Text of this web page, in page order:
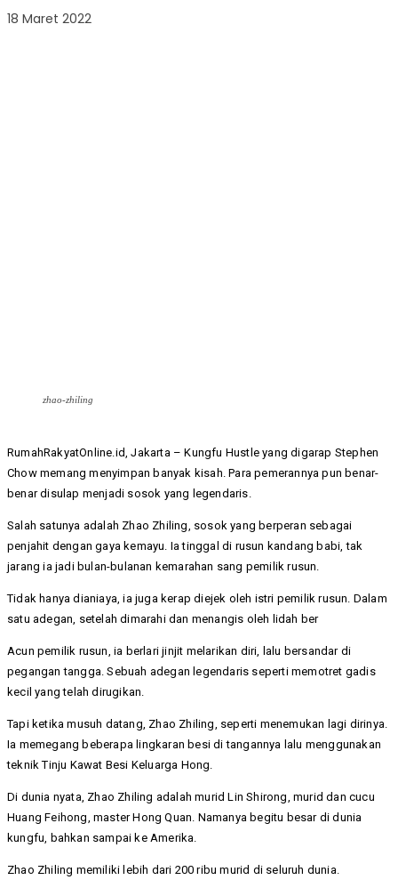
18 Maret 2022
zhao-zhiling
RumahRakyatOnline.id, Jakarta – Kungfu Hustle yang digarap Stephen
Chow memang menyimpan banyak kisah. Para pemerannya pun benar-
benar disulap menjadi sosok yang legendaris.
Salah satunya adalah Zhao Zhiling, sosok yang berperan sebagai
penjahit dengan gaya kemayu. Ia tinggal di rusun kandang babi, tak
jarang ia jadi bulan-bulanan kemarahan sang pemilik rusun.
Tidak hanya dianiaya, ia juga kerap diejek oleh istri pemilik rusun. Dalam
satu adegan, setelah dimarahi dan menangis oleh lidah ber
Acun pemilik rusun, ia berlari jinjit melarikan diri, lalu bersandar di
pegangan tangga. Sebuah adegan legendaris seperti memotret gadis
kecil yang telah dirugikan.
Tapi ketika musuh datang, Zhao Zhiling, seperti menemukan lagi dirinya.
Ia memegang beberapa lingkaran besi di tangannya lalu menggunakan
teknik Tinju Kawat Besi Keluarga Hong.
Di dunia nyata, Zhao Zhiling adalah murid Lin Shirong, murid dan cucu
Huang Feihong, master Hong Quan. Namanya begitu besar di dunia
kungfu, bahkan sampai ke Amerika.
Zhao Zhiling memiliki lebih dari 200 ribu murid di seluruh dunia.